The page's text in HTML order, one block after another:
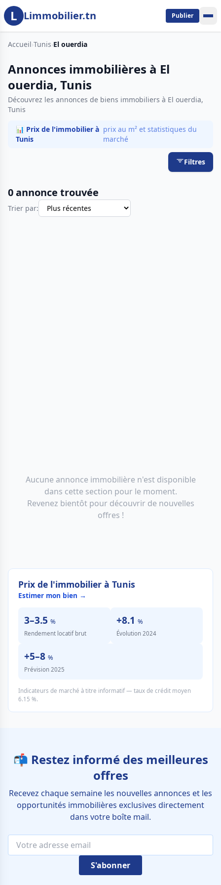
Aller au contenu principal
L Limmobilier.tn Publier
Accueil›Tunis›El ouerdia
Annonces immobilières à El
ouerdia, Tunis
Découvrez les annonces de biens immobiliers à El ouerdia,
Tunis
📊 Prix de l'immobilier à
Tunis
prix au m² et statistiques du
marché
Filtres
0 annonce trouvée
Trier par:
Aucune annonce immobilière n'est disponible
dans cette section pour le moment.
Revenez bientôt pour découvrir de nouvelles
offres !
Prix de l'immobilier à Tunis
Estimer mon bien →
3–3.5 %
Rendement locatif brut
+8.1 %
Évolution 2024
+5–8 %
Prévision 2025
Indicateurs de marché à titre informatif — taux de crédit moyen
6.15 %.
📬 Restez informé des meilleures
offres
Recevez chaque semaine les nouvelles annonces et les
opportunités immobilières exclusives directement
dans votre boîte mail.
S'abonner